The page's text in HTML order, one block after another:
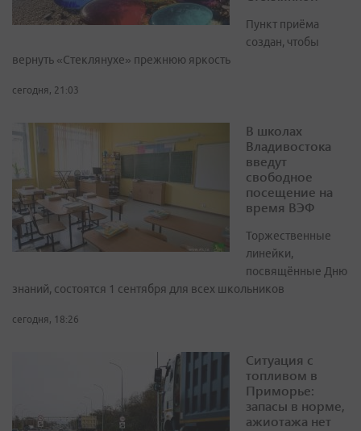
Пункт приёма
создан, чтобы
вернуть «Стеклянухе» прежнюю яркость
сегодня, 21:03
В школах
Владивостока
введут
свободное
посещение на
время ВЭФ
Торжественные
линейки,
посвящённые Дню
знаний, состоятся 1 сентября для всех школьников
сегодня, 18:26
Ситуация с
топливом в
Приморье:
запасы в норме,
ажиотажа нет